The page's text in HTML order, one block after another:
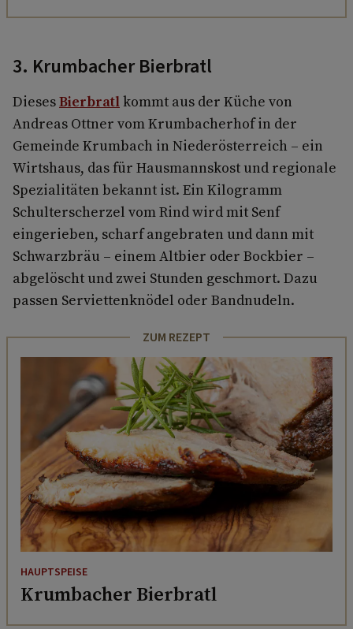
3. Krumbacher Bierbratl
DiesesBierbratlkommt aus der Küche von
Andreas Ottner vom Krumbacherhof in der
Gemeinde Krumbach in Niederösterreich – ein
Wirtshaus, das für Hausmannskost und regionale
Spezialitäten bekannt ist. Ein Kilogramm
Schulterscherzel vom Rind wird mit Senf
eingerieben, scharf angebraten und dann mit
Schwarzbräu – einem Altbier oder Bockbier –
abgelöscht und zwei Stunden geschmort. Dazu
passen Serviettenknödel oder Bandnudeln.
ZUM REZEPT
HAUPTSPEISE
Krumbacher Bierbratl